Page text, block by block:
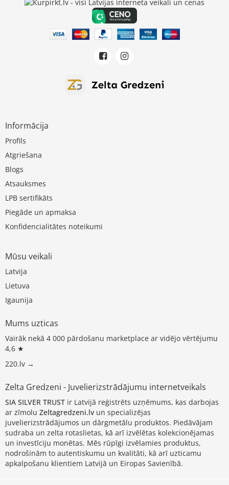
Informācija
Profils
Atgriešana
Blogs
Atsauksmes
LPB sertifikāts
Piegāde un apmaksa
Konfidencialitātes noteikumi
Mūsu veikali
Latvija
Lietuva
Igaunija
Mums uzticas
Vairāk nekā 4 000 pārdošanu marketplace ar vidējo vērtējumu
4,6 ★
220.lv →
Zelta Gredzeni - Juvelierizstrādājumu internetveikals
SIA SILVER TRUST ir Latvijā reģistrēts uzņēmums, kas darbojas
ar zīmolu Zeltagredzeni.lv un specializējas
juvelierizstrādājumos un dārgmetālu produktos. Piedāvājam
sudraba un zelta rotaslietas, kā arī izvēlētas kolekcionējamas
un investīciju monētas. Mēs rūpīgi izvēlamies produktus,
nodrošinām to autentiskumu un kvalitāti, kā arī uzticamu
apkalpošanu klientiem Latvijā un Eiropas Savienībā.